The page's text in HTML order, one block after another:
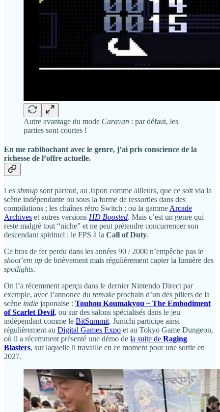
Autre avantage du mode Caravan : par défaut, les
parties sont courtes !
En me rabibochant avec le genre, j’ai pris conscience de la
richesse de l’offre actuelle.
Les shmup sont partout, au Japon comme ailleurs, que ce soit via la
scène indépendante ou sous la forme de ressorties dans des
compilations ; les chaînes rétro Switch ; ou la gamme Arcade
Archives et autres versions HD Boosted. Mais c’est un genre qui
reste malgré tout “niche” et ne peut prétendre concurrencer son
descendant spirituel : le FPS à la Call of Duty.
Ce bras de fer perdu dans les années 90 / 2000 n’empêche pas le
shoot’em up de brièvement mais régulièrement capter la lumière des
spotlights.
On l’a récemment aperçu dans le dernier Nintendo Direct par
exemple, avec l’annonce du remake prochain d’un des piliers de la
scène indie japonaise : Touhou Koumakyou ~ The Embodiment
of Scarlet Devil, ou sur des salons spécialisés dans le jeu
indépendant comme le BitSummit. Junichi participe ainsi
régulièrement au Digital Games Expo et au Tokyo Game Dungeon,
où il a récemment présenté une démo de la suite de Raging
Blasters, sur laquelle il travaille en ce moment pour une sortie en
2027.